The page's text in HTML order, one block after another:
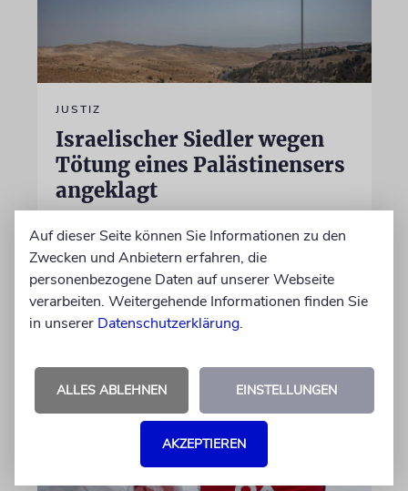
JUSTIZ
Israelischer Siedler wegen
Tötung eines Palästinensers
angeklagt
Siedlergewalt ein und war an dem Oscar-
prämierten Film »No Other Land« beteiligt.
Jetzt steht der mutmaßliche Täter vor Gericht
Auf dieser Seite können Sie Informationen zu den
Zwecken und Anbietern erfahren, die
personenbezogene Daten auf unserer Webseite
verarbeiten. Weitergehende Informationen finden Sie
in unserer Datenschutzerklärung.
ALLES ABLEHNEN EINSTELLUNGEN
AKZEPTIEREN